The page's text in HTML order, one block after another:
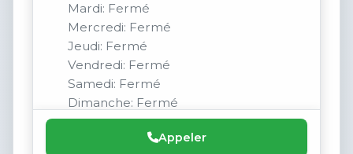
Mardi: Fermé
Mercredi: Fermé
Jeudi: Fermé
Vendredi: Fermé
Samedi: Fermé
Dimanche: Fermé
Appeler